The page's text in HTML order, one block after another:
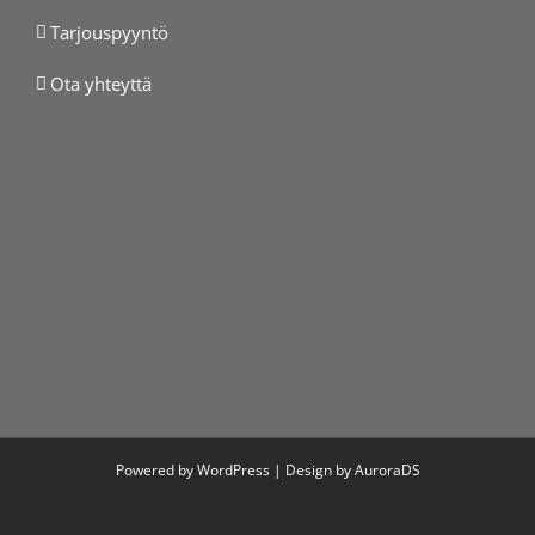
Tarjouspyyntö
Ota yhteyttä
Powered by WordPress | Design byAuroraDS